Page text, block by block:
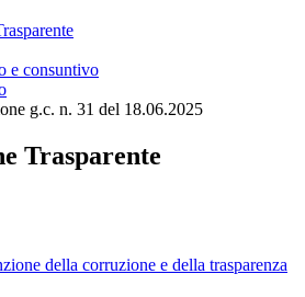
e consuntivo
g.c. n. 31 del 18.06.2025
Trasparente
della corruzione e della trasparenza